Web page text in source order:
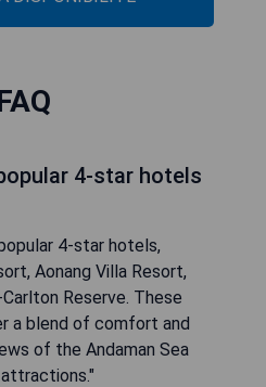
4-star hotels
4-star hotels,
Aonang Villa Resort,
Reserve. These
a blend of comfort and
of the Andaman Sea